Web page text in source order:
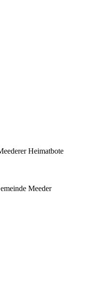
Heimatbote
Meeder